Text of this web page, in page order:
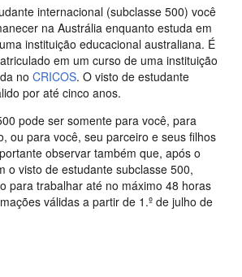
internacional (subclasse 500) você
na Austrália enquanto estuda em
instituição educacional australiana. É
em um curso de uma instituição
no CRICOS. O visto de estudante
por até cinco anos.
pode ser somente para você, para
ou para você, seu parceiro e seus filhos
observar também que, após o
o visto de estudante subclasse 500,
para trabalhar até no máximo 48 horas
válidas a partir de 1.º de julho de